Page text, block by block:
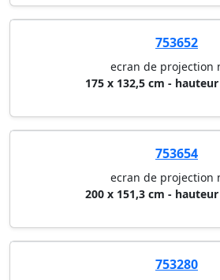
753652
ecran de projection
175 x 132,5 cm -
753654
ecran de projection
200 x 151,3 cm -
753280